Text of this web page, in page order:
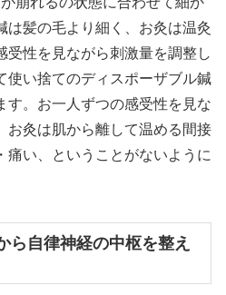
は髪の毛より細く、お灸は温灸
受性を見ながら刺激量を調整し
使い捨てのディスポーザブル鍼
す。お一人ずつの感受性を見な
お灸は肌から離して温める間接
痛い、ということがないように
自律神経の中枢を整え